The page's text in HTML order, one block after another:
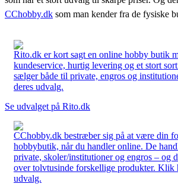
CChobby.dk som man kender fra de fysiske
Rito.dk er kort sagt en online hobby butik
kundeservice, hurtig levering og et stort
sælger både til private, engros og
deres udvalg.
Se udvalget på Rito.dk
CChobby.dk bestræber sig på at være din
hobbybutik, når du handler online. De
private, skoler/institutioner og engros – og
over tolvtusinde forskellige produkter. Klik
udvalg.